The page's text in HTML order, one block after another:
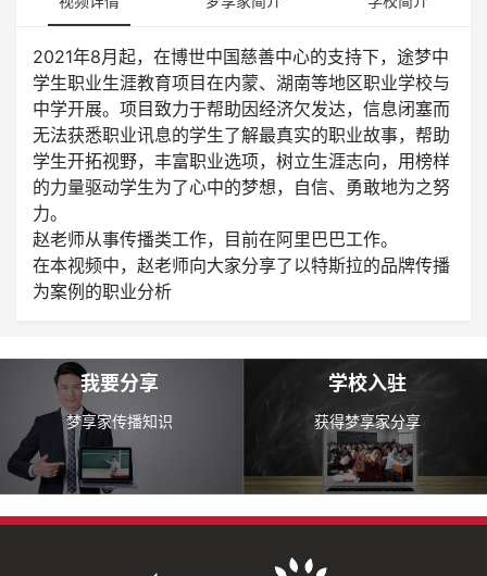
2021年8月起，在博世中国慈善中心的支持下，途梦中
学生职业生涯教育项目在内蒙、湖南等地区职业学校与
中学开展。项目致力于帮助因经济欠发达，信息闭塞而
无法获悉职业讯息的学生了解最真实的职业故事，帮助
学生开拓视野，丰富职业选项，树立生涯志向，用榜样
的力量驱动学生为了心中的梦想，自信、勇敢地为之努
力。
赵老师从事传播类工作，目前在阿里巴巴工作。
在本视频中，赵老师向大家分享了以特斯拉的品牌传播
为案例的职业分析
我要分享
梦享家传播知识
学校入驻
获得梦享家分享